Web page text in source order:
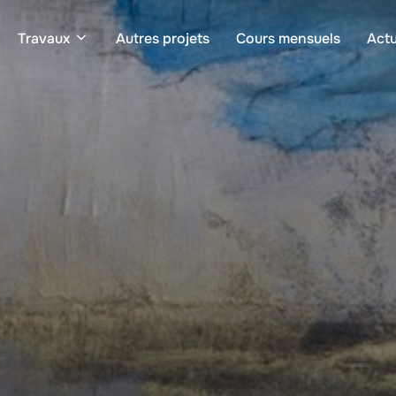
Travaux Autres projets Cours mensuels